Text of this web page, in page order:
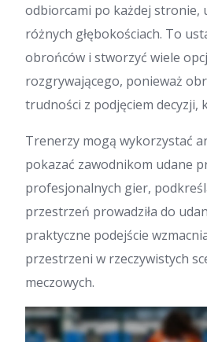
odbiorcami po każdej stronie,
różnych głębokościach. To
obrońców i stworzyć wiele
rozgrywającego, ponieważ
trudności z podjęciem decyzji,
Trenerzy mogą wykorzystać
pokazać zawodnikom udane
profesjonalnych gier,
przestrzeń prowadziła do
praktyczne podejście
przestrzeni w rzeczywistych
meczowych.